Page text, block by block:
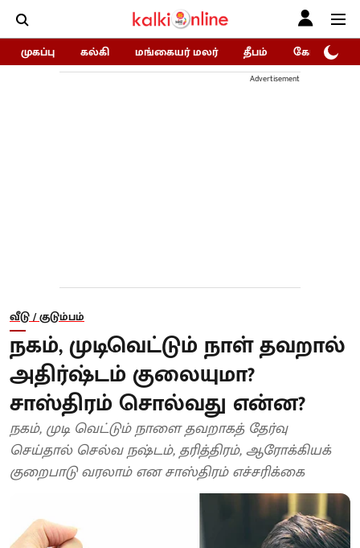
முகப்பு கல்கி மங்கையர் மலர் தீபம் கோகுலம்/
Advertisement
வீடு / குடும்பம்
நகம், முடிவெட்டும் நாள் தவறால்
அதிர்ஷ்டம் குலையுமா?
சாஸ்திரம் சொல்வது என்ன?
நகம், முடி வெட்டும் நாளை தவறாகத் தேர்வு
செய்தால் செல்வ நஷ்டம், தரித்திரம், ஆரோக்கியக்
குறைபாடு வரலாம் என சாஸ்திரம் எச்சரிக்கை